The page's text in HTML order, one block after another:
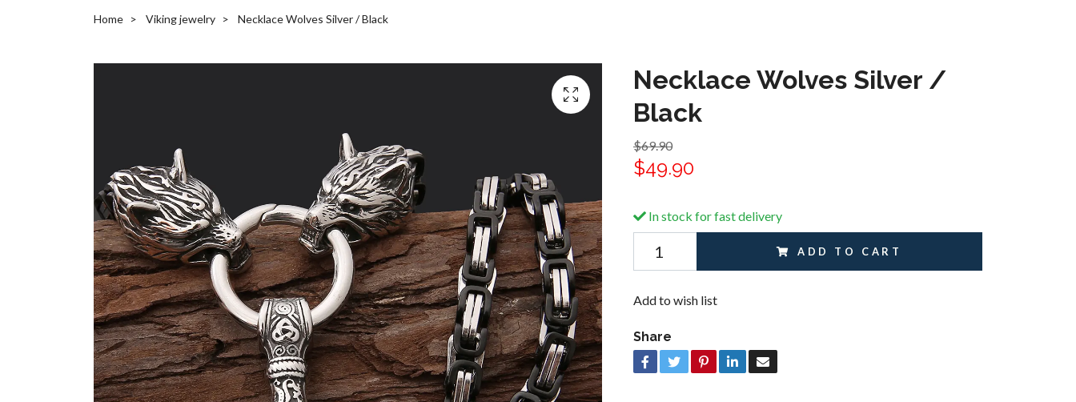
Home Viking jewelry Necklace Wolves Silver / Black
Necklace Wolves Silver /
Black
$69.90
$49.90
In stock for fast delivery
ADD TO CART
Add to wish list
Share